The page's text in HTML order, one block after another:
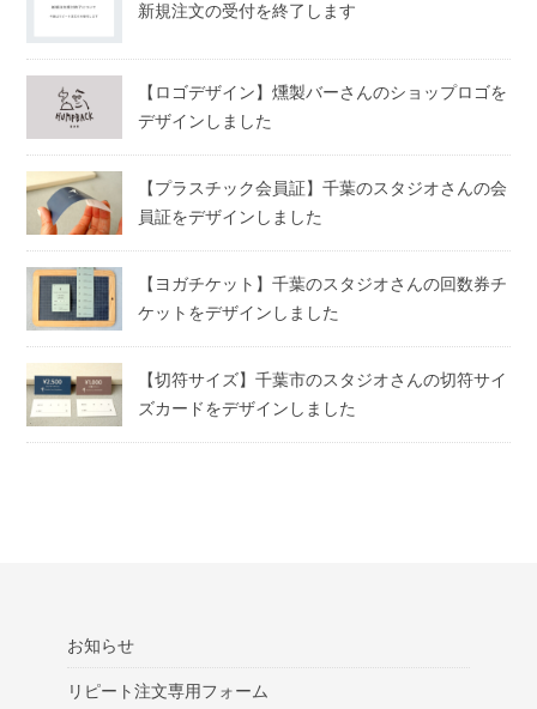
新規注文の受付を終了します
【ロゴデザイン】燻製バーさんのショップロゴを
デザインしました
【プラスチック会員証】千葉のスタジオさんの会
員証をデザインしました
【ヨガチケット】千葉のスタジオさんの回数券チ
ケットをデザインしました
【切符サイズ】千葉市のスタジオさんの切符サイ
ズカードをデザインしました
お知らせ
リピート注文専用フォーム